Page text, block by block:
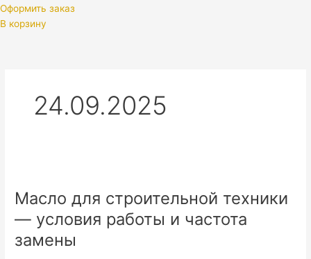
Оформить заказ
В корзину
24.09.2025
Масло для строительной техники
— условия работы и частота
замены
строительной
условия